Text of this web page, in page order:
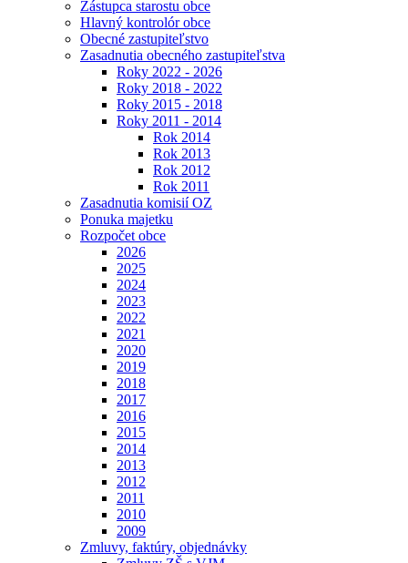
Zástupca starostu obce
Hlavný kontrolór obce
Obecné zastupiteľstvo
Zasadnutia obecného zastupiteľstva
Roky 2022 - 2026
Roky 2018 - 2022
Roky 2015 - 2018
Roky 2011 - 2014
Rok 2014
Rok 2013
Rok 2012
Rok 2011
Zasadnutia komisií OZ
Ponuka majetku
Rozpočet obce
2026
2025
2024
2023
2022
2021
2020
2019
2018
2017
2016
2015
2014
2013
2012
2011
2010
2009
Zmluvy, faktúry, objednávky